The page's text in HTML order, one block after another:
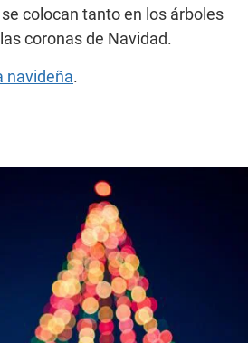
colocan tanto en los árboles
coronas de Navidad.
navideña.